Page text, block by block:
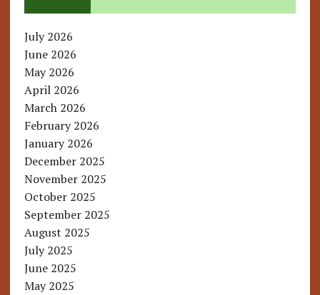
July 2026
June 2026
May 2026
April 2026
March 2026
February 2026
January 2026
December 2025
November 2025
October 2025
September 2025
August 2025
July 2025
June 2025
May 2025